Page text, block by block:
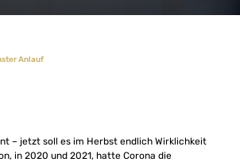
Anlauf
– jetzt soll es im Herbst endlich Wirklichkeit
in 2020 und 2021, hatte Corona die